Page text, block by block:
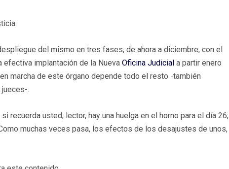
del mismo en tres fases, de ahora a diciembre, con el
implantación de la Nueva Oficina Judicial a partir enero
marcha de este órgano depende todo el resto -también
.
recuerda usted, lector, hay una huelga en el horno para el día 26;
muchas veces pasa, los efectos de los desajustes de unos,